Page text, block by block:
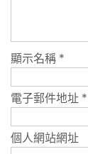
顯示名稱 *
電子郵件地址 *
個人網站網址